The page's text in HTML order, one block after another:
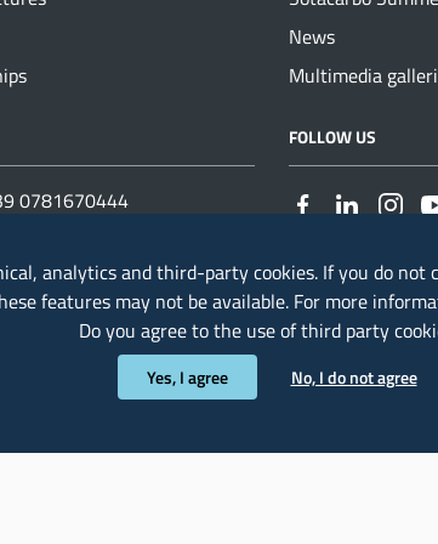
News
Multimedia
0781670444
FOLLOW US
analytics and third-party cookies. If you do
features may not be available. For more
Do you agree to the use of third party
Yes, I agree No, I do not agree